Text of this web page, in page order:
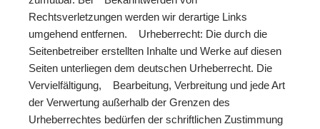
Rechtsverletzungen werden wir derartige Links
umgehend entfernen. Urheberrecht: Die durch die
Seitenbetreiber erstellten Inhalte und Werke auf diesen
Seiten unterliegen dem deutschen Urheberrecht. Die
Vervielfältigung, Bearbeitung, Verbreitung und jede Art
der Verwertung außerhalb der Grenzen des
Urheberrechtes bedürfen der schriftlichen Zustimmung